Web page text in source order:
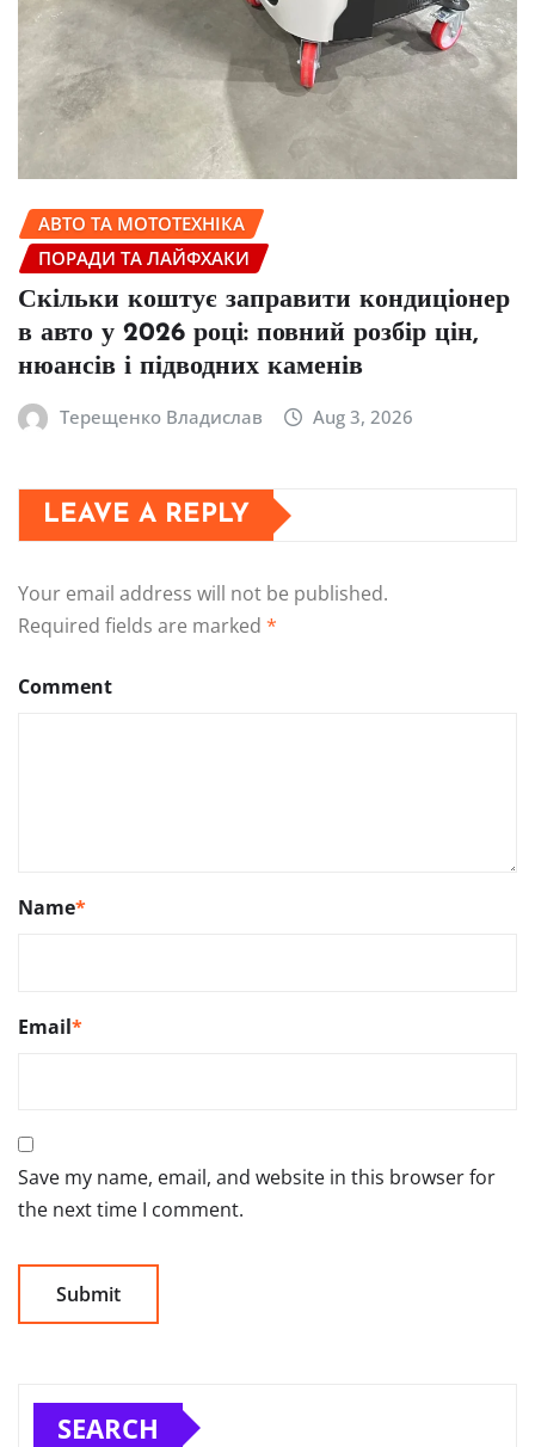
АВТО ТА МОТОТЕХНІКА
ПОРАДИ ТА ЛАЙФХАКИ
Скільки коштує заправити кондиціонер
в авто у 2026 році: повний розбір цін,
нюансів і підводних каменів
Терещенко Владислав Aug 3, 2026
LEAVE A REPLY
Your email address will not be published.
Required fields are marked *
Comment
Name*
Email*
Save my name, email, and website in this browser for
the next time I comment.
SEARCH